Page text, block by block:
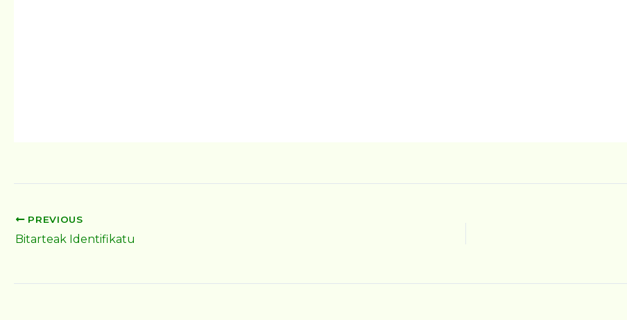
PREVIOUS
Bitarteak Identifikatu